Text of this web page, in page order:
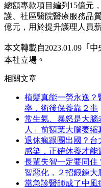
總額專款項目編列15億元
護、社區醫院醫療服務品
億元，用於提升護理人員
本文轉載自2023.01.09 「中
本社立場。
相關文章
植髮真能一勞永逸？
率，術後保養靠２事
常生氣、暴怒是大腦
人」前額葉大腦萎縮
退休瘋跟團出國？台
感染，正確休養才能
長輩失智一定要同住
智惡化，２招鍛鍊大
當急診醫師成了中風